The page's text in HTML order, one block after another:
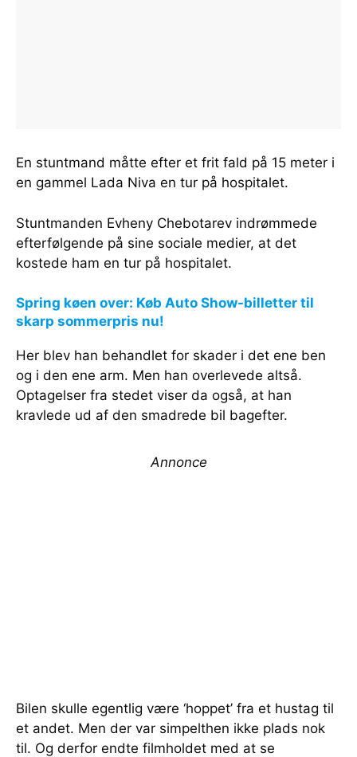
En stuntmand måtte efter et frit fald på 15 meter i
en gammel Lada Niva en tur på hospitalet.
Stuntmanden Evheny Chebotarev indrømmede
efterfølgende på sine sociale medier, at det
kostede ham en tur på hospitalet.
Spring køen over: Køb Auto Show-billetter til
skarp sommerpris nu!
Her blev han behandlet for skader i det ene ben
og i den ene arm. Men han overlevede altså.
Optagelser fra stedet viser da også, at han
kravlede ud af den smadrede bil bagefter.
Annonce
Bilen skulle egentlig være ‘hoppet’ fra et hustag til
et andet. Men der var simpelthen ikke plads nok
til. Og derfor endte filmholdet med at se